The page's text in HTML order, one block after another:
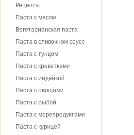
Рецепты
Паста с мясом
Вегетарианская паста
Паста в сливочном соусе
Паста с тунцом
Паста с креветками
Паста с индейкой
Паста с овощами
Паста с рыбой
Паста с морепродуктами
Паста с курицей